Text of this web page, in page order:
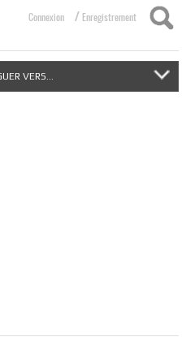
Connexion / Enregistrement
VERS...